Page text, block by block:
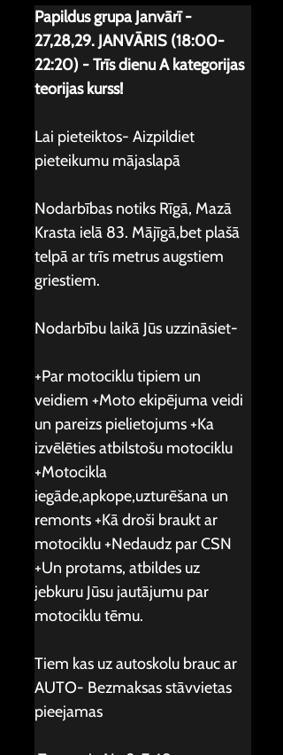
Papildus grupa Janvārī -
27,28,29. JANVĀRIS (18:00-
22:20) - Trīs dienu A kategorijas
teorijas kurss!
Lai pieteiktos- Aizpildiet
pieteikumu mājaslapā
Nodarbības notiks Rīgā, Mazā
Krasta ielā 83. Mājīgā,bet plašā
telpā ar trīs metrus augstiem
griestiem.
Nodarbību laikā Jūs uzzināsiet-
+Par motociklu tipiem un
veidiem +Moto ekipējuma veidi
un pareizs pielietojums +Ka
izvēlēties atbilstošu motociklu
+Motocikla
iegāde,apkope,uzturēšana un
remonts +Kā droši braukt ar
motociklu +Nedaudz par CSN
+Un protams, atbildes uz
jebkuru Jūsu jautājumu par
motociklu tēmu.
Tiem kas uz autoskolu brauc ar
AUTO- Bezmaksas stāvvietas
pieejamas